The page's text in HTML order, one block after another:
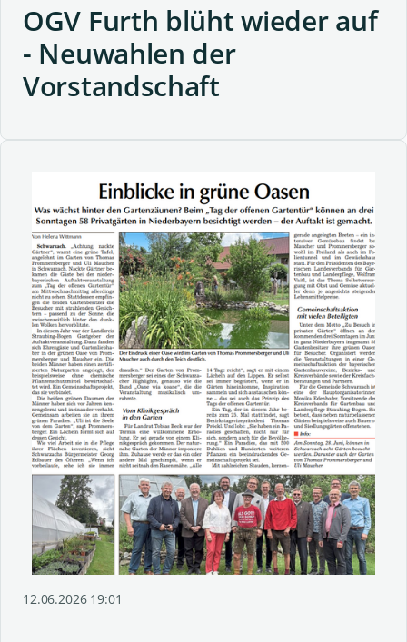
OGV Furth blüht wieder auf
- Neuwahlen der
Vorstandschaft
12.06.2026 19:01